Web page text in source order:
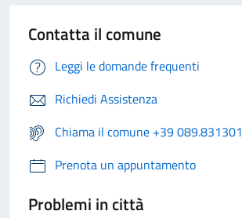
Contatta il comune
Leggi le domande frequenti
Richiedi Assistenza
Chiama il comune +39 089.831301
Prenota un appuntamento
Problemi in città